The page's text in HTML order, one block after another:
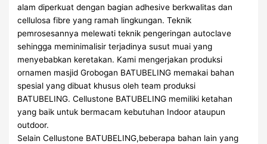
alam diperkuat dengan bagian adhesive berkwalitas dan
cellulosa fibre yang ramah lingkungan. Teknik
pemrosesannya melewati teknik pengeringan autoclave
sehingga meminimalisir terjadinya susut muai yang
menyebabkan keretakan. Kami mengerjakan produksi
ornamen masjid Grobogan BATUBELING memakai bahan
spesial yang dibuat khusus oleh team produksi
BATUBELING. Cellustone BATUBELING memiliki ketahan
yang baik untuk bermacam kebutuhan Indoor ataupun
outdoor.
Selain Cellustone BATUBELING,beberapa bahan lain yang